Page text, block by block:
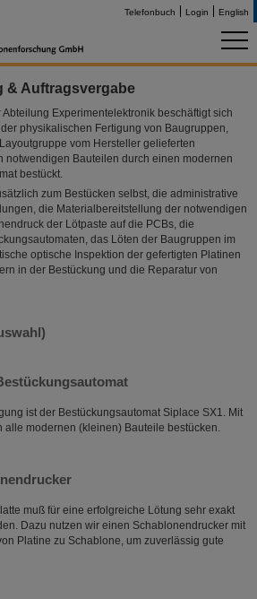
Telefonbuch Login English
& Auftragsvergabe
Experimentelektronik beschäftigt sich
physikalischen Fertigung von Baugruppen,
vom Hersteller gelieferten
notwendigen Bauteilen durch einen modernen
bestückt.
zum Bestücken selbst, die administrative
die Materialbereitstellung der notwendigen
der Lötpaste auf die PCBs, die
das Löten der Baugruppen im
optische Inspektion der gefertigten Platinen
in der Bestückung und die Reparatur von
ist der Bestückungsautomat Siplace SX1. Mit
alle modernen (kleinen) Bauteile bestücken.
muß für eine erfolgreiche Lötung sehr exakt
Dazu nutzen wir einen Schablonendrucker mit
Platine zu Schablone, um zuverlässig gute